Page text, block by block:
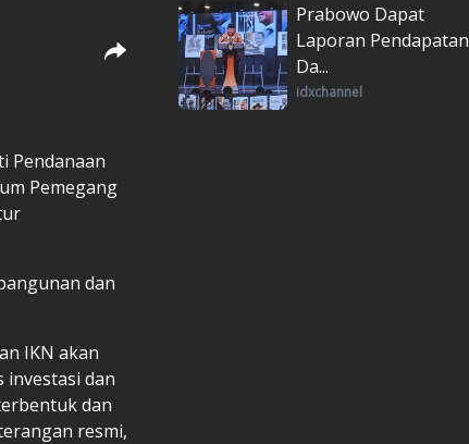
Pendanaan
Pemegang
dan
IKN akan
dan
dan
resmi,
Prabowo Dapat
Laporan Pendapatan
Da...
idxchannel